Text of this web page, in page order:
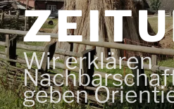
Wir erklären
geben